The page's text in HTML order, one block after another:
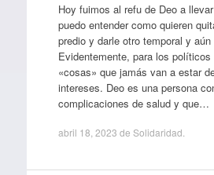
Hoy fuimos al refu de Deo a
puedo entender como quieren
predio y darle otro temporal y
Evidentemente, para los
«cosas» que jamás van a estar
intereses. Deo es una persona
complicaciones de salud y que…
abril 18, 2023 de Solidaridad